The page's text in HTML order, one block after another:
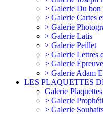
> Galerie Du bon
> Galerie Cartes
> Galerie
> Galerie Latis
> Galerie Peillet
> Galerie Lettres
> Galerie
> Galerie Adam
LES PLAQUETTES
Galerie
> Galerie
> Galerie